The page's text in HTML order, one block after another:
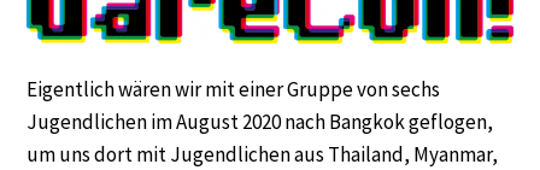
Eigentlich wären wir mit einer Gruppe von sechs
Jugendlichen im August 2020 nach Bangkok geflogen,
um uns dort mit Jugendlichen aus Thailand, Myanmar,